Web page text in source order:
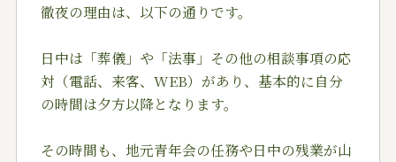
徹夜の理由は、以下の通りです。
日中は「葬儀」や「法事」その他の相談事項の応
対（電話、来客、WEB）があり、基本的に自分
の時間は夕方以降となります。
その時間も、地元青年会の任務や日中の残業が山